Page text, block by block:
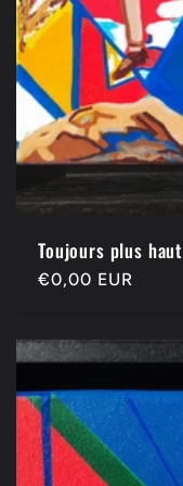
Toujours plus haut
Precio
€0,00 EUR